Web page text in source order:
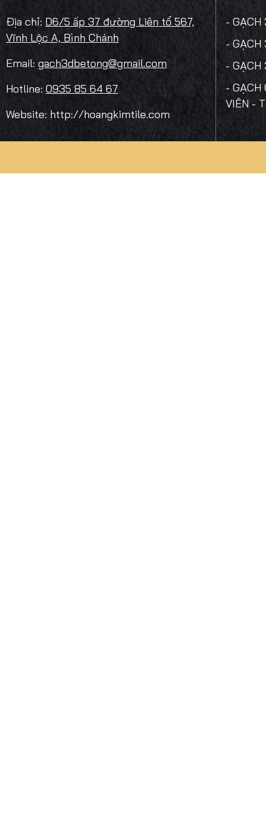
Địa chỉ: D6/5 ấp 37 đường Liên tổ 567,
Vĩnh Lộc A, Bình Chánh
Email: gach3dbetong@gmail.com
Hotline: 0935 85 64 67
Website: http://hoangkimtile.com
- GẠCH
- GẠCH
- GẠCH
- GẠCH
VIÊN -